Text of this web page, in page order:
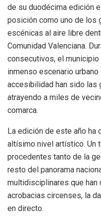
de su duodécima edición
posición como uno de los
escénicas al aire libre
Comunidad Valenciana.
consecutivos, el
inmenso escenario
accesibilidad han sido las
atrayendo a miles de
comarca.
La edición de este año ha
altísimo nivel artístico. Un
procedentes tanto de la
resto del panorama
multidisciplinares que han
acrobacias circenses, la
en directo.